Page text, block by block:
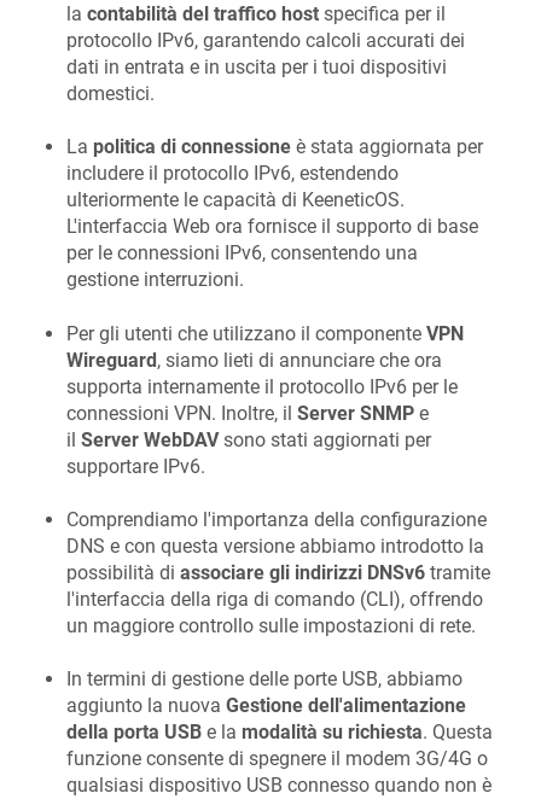
la contabilità del traffico host specifica per il
protocollo IPv6, garantendo calcoli accurati dei
dati in entrata e in uscita per i tuoi dispositivi
domestici.
La politica di connessione è stata aggiornata per
includere il protocollo IPv6, estendendo
ulteriormente le capacità di KeeneticOS.
L'interfaccia Web ora fornisce il supporto di base
per le connessioni IPv6, consentendo una
gestione interruzioni.
Per gli utenti che utilizzano il componente VPN
Wireguard, siamo lieti di annunciare che ora
supporta internamente il protocollo IPv6 per le
connessioni VPN. Inoltre, il Server SNMP e
il Server WebDAVsono stati aggiornati per
supportare IPv6.
Comprendiamo l'importanza della configurazione
DNS e con questa versione abbiamo introdotto la
possibilità di associare gli indirizzi DNSv6 tramite
l'interfaccia della riga di comando (CLI), offrendo
un maggiore controllo sulle impostazioni di rete.
In termini di gestione delle porte USB, abbiamo
aggiunto la nuova Gestione dell'alimentazione
della porta USB e la modalità su richiesta. Questa
funzione consente di spegnere il modem 3G/4G o
qualsiasi dispositivo USB connesso quando non è